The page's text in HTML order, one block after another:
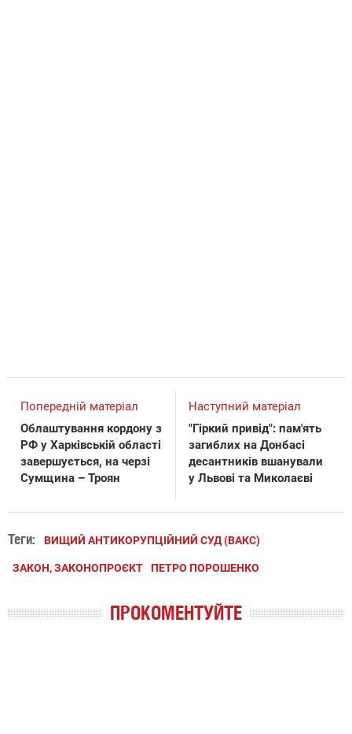
Попередній матеріал
Облаштування кордону з
РФ у Харківській області
завершується, на черзі
Сумщина – Троян
Наступний матеріал
"Гіркий привід": пам'ять
загиблих на Донбасі
десантників вшанували
у Львові та Миколаєві
Теги: ВИЩИЙ АНТИКОРУПЦІЙНИЙ СУД (ВАКС)
ЗАКОН, ЗАКОНОПРОЄКТ ПЕТРО ПОРОШЕНКО
ПРОКОМЕНТУЙТЕ